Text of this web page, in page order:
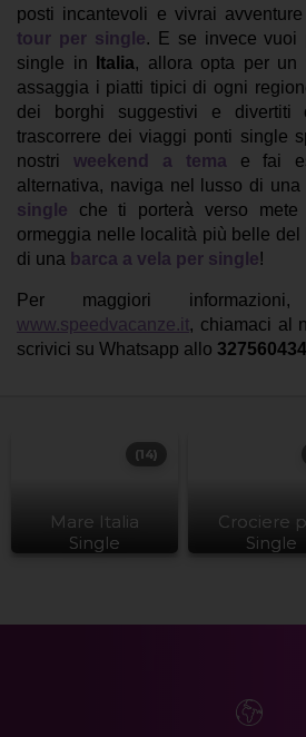
posti incantevoli e vivrai
tour per single. E se invece vuoi
single in
Italia, allora opta per un
assaggia i piatti tipici di ogni
dei borghi suggestivi e divertiti
trascorrere dei viaggi ponti single
nostri weekend a tema
e fai
alternativa, naviga nel lusso di una
single che ti porterà verso mete
ormeggia nelle località più belle del
di una barca a vela per single!
Per maggiori
www.speedvacanze.it, chiamaci al
scrivici su Whatsapp allo
Mare Italia
Single
(14)
Crociere
Single